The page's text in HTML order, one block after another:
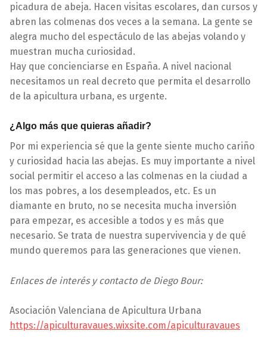
picadura de abeja. Hacen visitas escolares, dan cursos y
abren las colmenas dos veces a la semana. La gente se
alegra mucho del espectáculo de las abejas volando y
muestran mucha curiosidad.
Hay que concienciarse en España. A nivel nacional
necesitamos un real decreto que permita el desarrollo
de la apicultura urbana, es urgente.
¿Algo más que quieras añadir?
Por mi experiencia sé que la gente siente mucho cariño
y curiosidad hacia las abejas. Es muy importante a nivel
social permitir el acceso a las colmenas en la ciudad a
los mas pobres, a los desempleados, etc. Es un
diamante en bruto, no se necesita mucha inversión
para empezar, es accesible a todos y es más que
necesario. Se trata de nuestra supervivencia y de qué
mundo queremos para las generaciones que vienen.
Enlaces de interés y contacto de Diego Bour:
Asociación Valenciana de Apicultura Urbana
https://apiculturavaues.wixsite.com/apiculturavaues